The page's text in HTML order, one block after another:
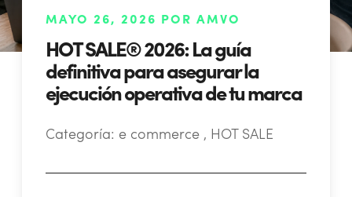
MAYO 26, 2026 POR AMVO
HOT SALE® 2026: La guía
definitiva para asegurar la
ejecución operativa de tu marca
Categoría: e commerce , HOT SALE